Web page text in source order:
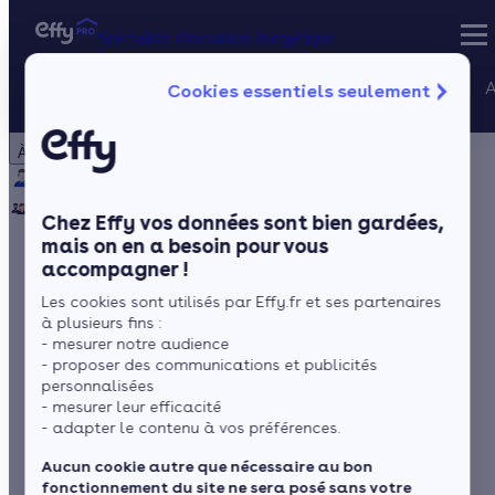
Cookies essentiels seulement
Chez Effy vos données sont bien gardées,
mais on en a besoin pour vous
accompagner !
Les cookies sont utilisés par Effy.fr et ses partenaires
à plusieurs fins :
- mesurer notre audience
- proposer des communications et publicités
personnalisées
- mesurer leur efficacité
- adapter le contenu à vos préférences.
Aucun cookie autre que nécessaire au bon
fonctionnement du site ne sera posé sans votre
À propos
Notre équipe
Rejoignez-nous Presse
Spécialiste rénovation énergétique Nos services
Spécialiste rénovation énergétique
Avec qui faire ses
travaux de rénovation
énergétique ?
Amandine Martinet 5 min de lecture